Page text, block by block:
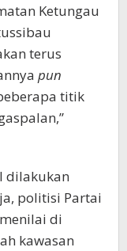
Ketungau
terus
pun
titik
dilakukan
politisi Partai
di
kawasan